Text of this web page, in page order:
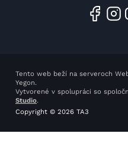
Tento web beží na serveroch
Yegon.
Vytvorené v spolupráci so
Studio.
Copyright © 2026 TA3